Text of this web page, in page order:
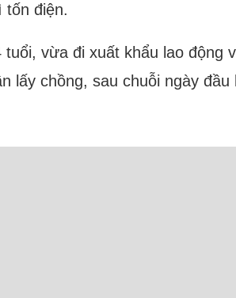
tốn điện.
vừa đi xuất khẩu lao động
lấy chồng, sau chuỗi ngày